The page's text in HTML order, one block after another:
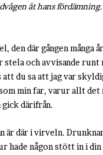
åt hans
den där gången
och avvisande
du sa att jag var
min far, varur allt
gick därifrån.
är där i virveln.
hade någon stött in i